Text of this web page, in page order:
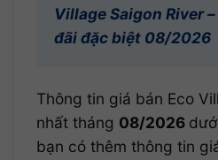
Village Saigon River
đãi đặc biệt 08/2026
Thông tin giá bán Eco
nhất tháng 08/2026
bạn có thêm thông tin